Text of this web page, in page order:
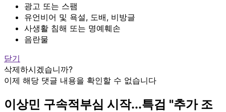
광고 또는 스팸
유언비어 및 욕설, 도배, 비방글
사생활 침해 또는 명예훼손
음란물
닫기
삭제하시겠습니까?
이제 해당 댓글 내용을 확인할 수 없습니다
이상민 구속적부심 시작...특검 "추가 조